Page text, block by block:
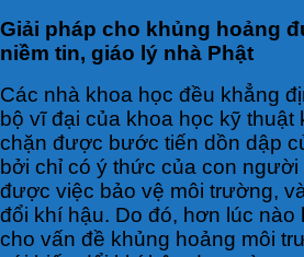
Giải pháp cho khủng hoảng
niềm tin, giáo lý nhà Phật
Các nhà khoa học đều khẳng
bộ vĩ đại của khoa học kỹ thuật
chặn được bước tiến dồn dập
bởi chỉ có ý thức của con người
được việc bảo vệ môi trường,
đổi khí hậu. Do đó, hơn lúc nào
cho vấn đề khủng hoảng môi